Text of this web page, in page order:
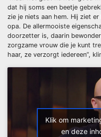
dat hij soms een beetje
zie je niets aan hem. Hij ziet
opa. De allermooiste
doorzetter is, daarin
zorgzame vrouw die je kunt
haar, ze verzorgt iedereen”,
Klik om
en deze